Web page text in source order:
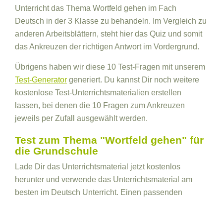
Unterricht das Thema Wortfeld gehen im Fach
Deutsch in der 3 Klasse zu behandeln. Im Vergleich zu
anderen Arbeitsblättern, steht hier das Quiz und somit
das Ankreuzen der richtigen Antwort im Vordergrund.
Übrigens haben wir diese 10 Test-Fragen mit unserem
Test-Generator generiert. Du kannst Dir noch weitere
kostenlose Test-Unterrichtsmaterialien erstellen
lassen, bei denen die 10 Fragen zum Ankreuzen
jeweils per Zufall ausgewählt werden.
Test zum Thema "Wortfeld gehen" für
die Grundschule
Lade Dir das Unterrichtsmaterial jetzt kostenlos
herunter und verwende das Unterrichtsmaterial am
besten im Deutsch Unterricht. Einen passenden